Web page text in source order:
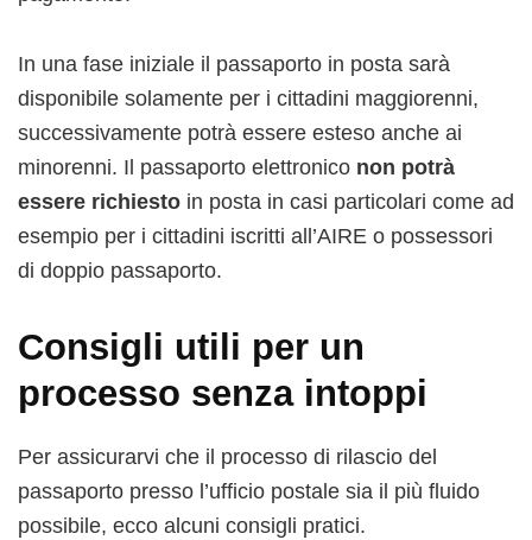
In una fase iniziale il passaporto in posta sarà
disponibile solamente per i cittadini maggiorenni,
successivamente potrà essere esteso anche ai
minorenni. Il passaporto elettronico non potrà
essere richiesto in posta in casi particolari come ad
esempio per i cittadini iscritti all’AIRE o possessori
di doppio passaporto.
Consigli utili per un
processo senza intoppi
Per assicurarvi che il processo di rilascio del
passaporto presso l’ufficio postale sia il più fluido
possibile, ecco alcuni consigli pratici.